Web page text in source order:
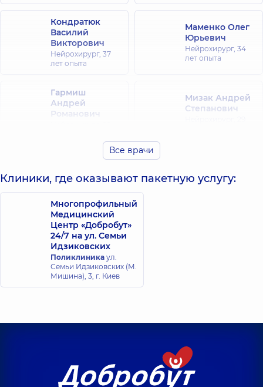
Кондратюк
Василий
Викторович
Нейрохирург, 37
лет опыта
Маменко Олег
Юрьевич
Нейрохирург, 34
лет опыта
Гармиш
Андрей
Романович
Мизак Андрей
Степанович
Все врачи
Клиники, где оказывают пакетную услугу:
Многопрофильный
Медицинский
Центр «Добробут»
24/7 на ул. Семьи
Идзиковских
Поликлиника ул.
Семьи Идзиковских (М.
Мишина), 3, г. Киев